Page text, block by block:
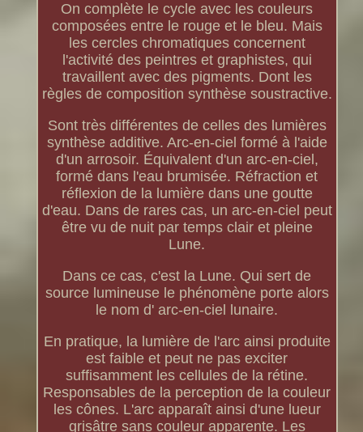
On complète le cycle avec les couleurs
composées entre le rouge et le bleu. Mais
les cercles chromatiques concernent
l'activité des peintres et graphistes, qui
travaillent avec des pigments. Dont les
règles de composition synthèse soustractive.
Sont très différentes de celles des lumières
synthèse additive. Arc-en-ciel formé à l'aide
d'un arrosoir. Équivalent d'un arc-en-ciel,
formé dans l'eau brumisée. Réfraction et
réflexion de la lumière dans une goutte
d'eau. Dans de rares cas, un arc-en-ciel peut
être vu de nuit par temps clair et pleine
Lune.
Dans ce cas, c'est la Lune. Qui sert de
source lumineuse le phénomène porte alors
le nom d' arc-en-ciel lunaire.
En pratique, la lumière de l'arc ainsi produite
est faible et peut ne pas exciter
suffisamment les cellules de la rétine.
Responsables de la perception de la couleur
les cônes. L'arc apparaît ainsi d'une lueur
grisâtre sans couleur apparente. Les